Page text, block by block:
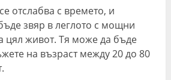
отслабва с времето, и
звяр в леглото с мощни
цял живот. Тя може да бъде
на възраст между 20 до 80